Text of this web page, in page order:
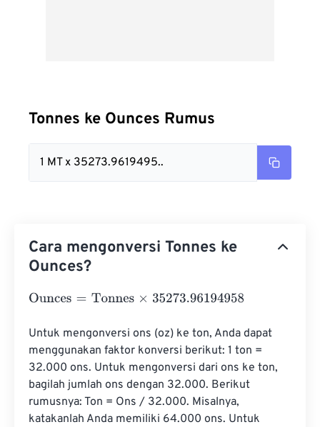
Tonnes ke Ounces Rumus
1 MT x 35273.9619495..
Cara mengonversi Tonnes ke
Ounces?
Ounces= Tonnes×35273.96194958
Untuk mengonversi ons (oz) ke ton, Anda dapat
menggunakan faktor konversi berikut: 1 ton =
32.000 ons. Untuk mengonversi dari ons ke ton,
bagilah jumlah ons dengan 32.000. Berikut
rumusnya: Ton = Ons / 32.000. Misalnya,
katakanlah Anda memiliki 64.000 ons. Untuk